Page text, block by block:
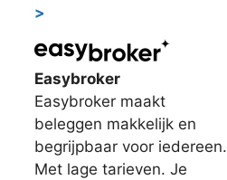
>
Easybroker
Easybroker maakt
beleggen makkelijk en
begrijpbaar voor iedereen.
Met lage tarieven. Je